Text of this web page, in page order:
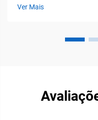
Ver Mais